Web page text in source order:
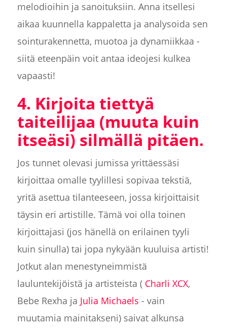
melodioihin ja sanoituksiin. Anna itsellesi
aikaa kuunnella kappaletta ja analysoida sen
sointurakennetta, muotoa ja dynamiikkaa -
siitä eteenpäin voit antaa ideojesi kulkea
vapaasti!
4. Kirjoita tiettyä
taiteilijaa (muuta kuin
itseäsi) silmällä pitäen.
Jos tunnet olevasi jumissa yrittäessäsi
kirjoittaa omalle tyylillesi sopivaa tekstiä,
yritä asettua tilanteeseen, jossa kirjoittaisit
täysin eri artistille. Tämä voi olla toinen
kirjoittajasi (jos hänellä on erilainen tyyli
kuin sinulla) tai jopa nykyään kuuluisa artisti!
Jotkut alan menestyneimmistä
lauluntekijöistä ja artisteista ( Charli XCX,
Bebe Rexha ja Julia Michaels - vain
muutamia mainitakseni) saivat alkunsa